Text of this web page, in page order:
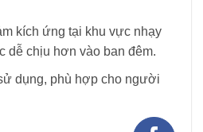
kích ứng tại khu vực nhạy
dễ chịu hơn vào ban đêm.
dụng, phù hợp cho người